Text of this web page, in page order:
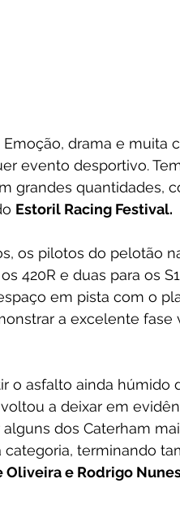
Emoção, drama e muita
evento desportivo.
grandes quantidades,
Estoril Racing Festival.
os pilotos do pelotão
420R e duas para os
em pista com o
a excelente fase
o asfalto ainda húmido
voltou a deixar em
dos Caterham
terminando
e Rodrigo